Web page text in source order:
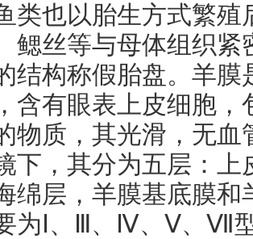
类也以胎生方式繁
鳃丝等与母体组织
结构称假胎盘。羊
含有眼表上皮细胞
物质，其光滑，无
下，其分为五层：
绵层，羊膜基底膜
为Ⅰ、Ⅲ、Ⅳ、Ⅴ、Ⅶ